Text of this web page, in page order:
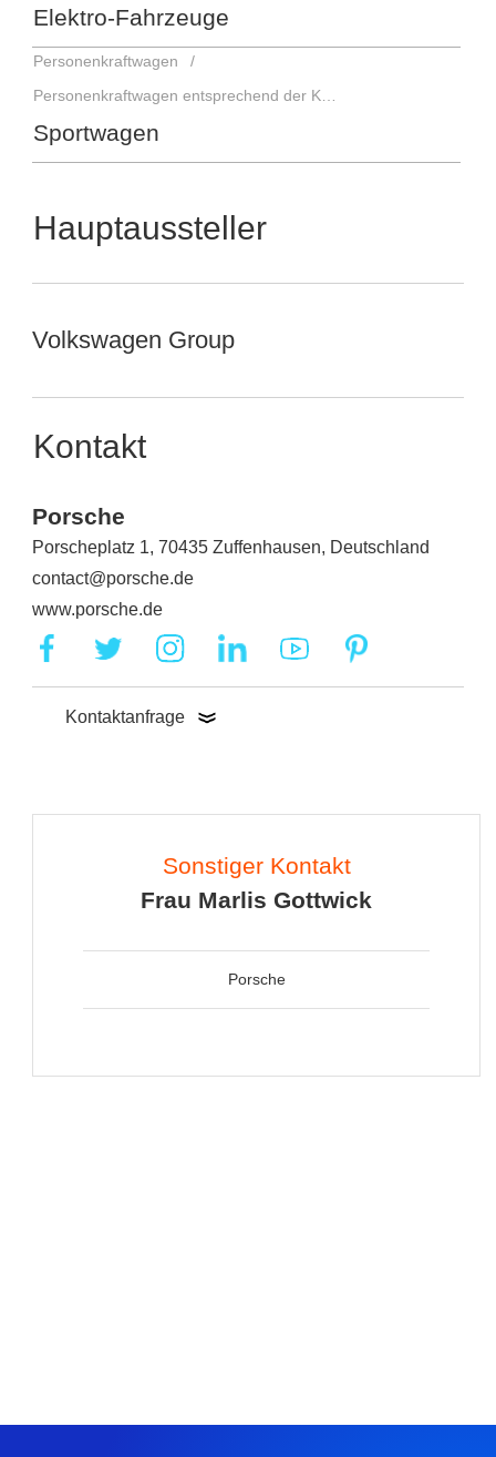
Elektro-Fahrzeuge
Personenkraftwagen
Sportwagen
Hauptaussteller
Volkswagen Group
Kontakt
Porsche
Porscheplatz 1, 70435 Zuffenhausen, Deutschland
contact@porsche.de
www.porsche.de
Kontaktanfrage
Sonstiger Kontakt
Frau Marlis Gottwick
Porsche